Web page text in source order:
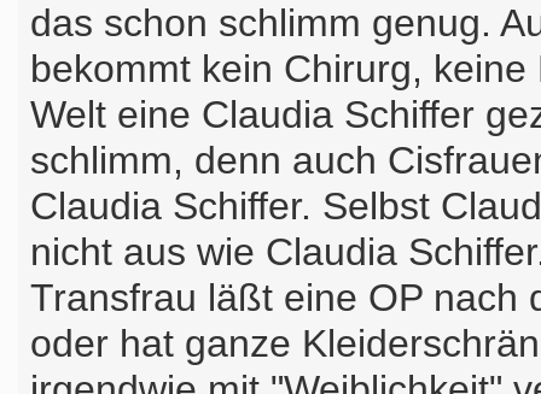
das schon schlimm genug.
bekommt kein Chirurg,
Welt eine Claudia Schiffer
schlimm, denn auch
Claudia Schiffer. Selbst
nicht aus wie Claudia
Transfrau läßt eine OP nach
oder hat ganze